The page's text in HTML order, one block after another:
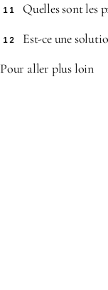
11 Quelles sont les
12 Est-ce une
Pour aller plus loin